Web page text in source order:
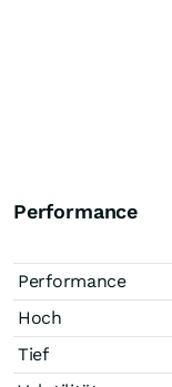
Performance
Performance
Hoch
Tief